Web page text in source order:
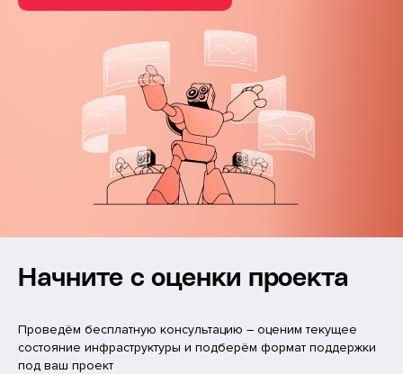
Начните с оценки проекта
Проведём бесплатную консультацию – оценим текущее
состояние инфраструктуры и подберём формат поддержки
под ваш проект